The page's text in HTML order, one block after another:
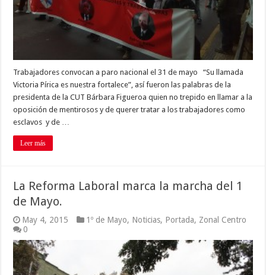
Trabajadores convocan a paro nacional el 31 de mayo “Su llamada
Victoria Pírica es nuestra fortalece”, así fueron las palabras de la
presidenta de la CUT Bárbara Figueroa quien no trepido en llamar a la
oposición de mentirosos y de querer tratar a los trabajadores como
esclavos y de …
Leer más
La Reforma Laboral marca la marcha del 1
de Mayo.
May 4, 2015 1º de Mayo, Noticias, Portada, Zonal Centro
0